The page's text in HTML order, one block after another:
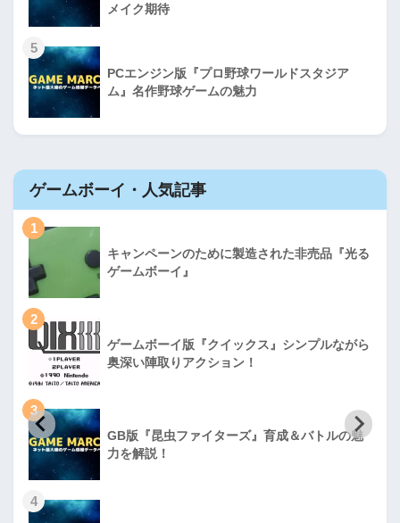
メイク期待
5
PCエンジン版『プロ野球ワールドスタジア
ム』名作野球ゲームの魅力
ゲームボーイ・人気記事
1
キャンペーンのために製造された非売品『光る
ゲームボーイ』
2
ゲームボーイ版『クイックス』シンプルながら
奥深い陣取りアクション！
3
GB版『昆虫ファイターズ』育成＆バトルの魅
力を解説！
4